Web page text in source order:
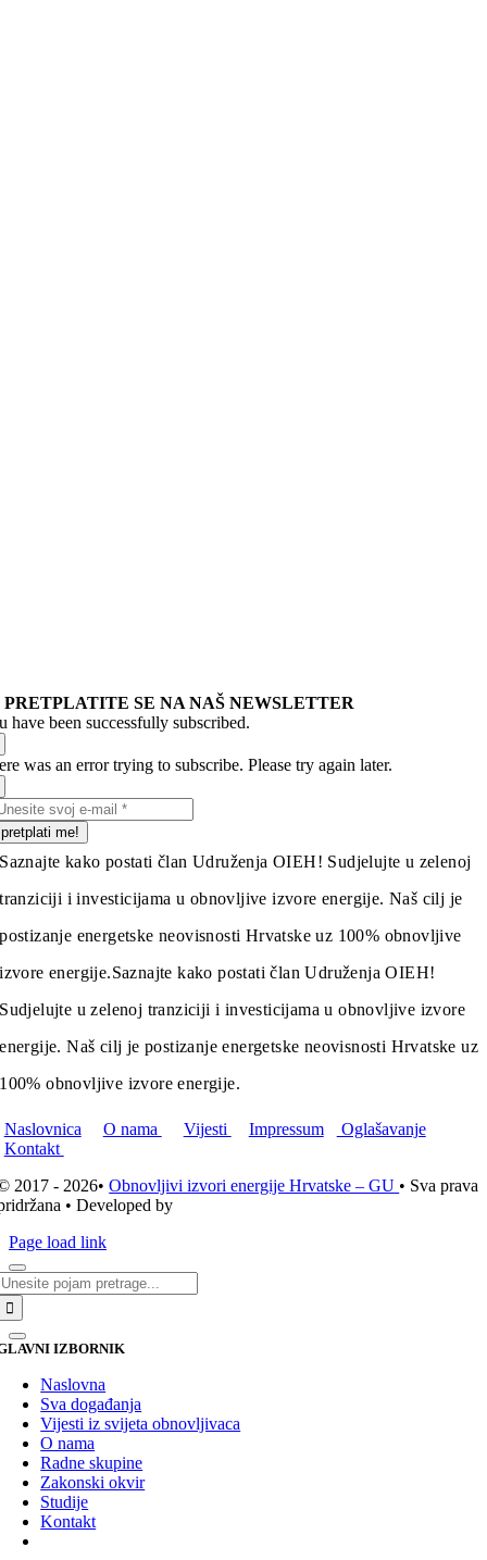
PRETPLATITE SE NA NAŠ NEWSLETTER
have been successfully subscribed.
was an error trying to subscribe. Please try again later.
pretplati me!
Saznajte kako postati član Udruženja OIEH! Sudjelujte u zelenoj
tranziciji i investicijama u obnovljive izvore energije. Naš cilj je
postizanje energetske neovisnosti Hrvatske uz 100% obnovljive
izvore energije.Saznajte kako postati član Udruženja OIEH!
Sudjelujte u zelenoj tranziciji i investicijama u obnovljive izvore
energije. Naš cilj je postizanje energetske neovisnosti Hrvatske uz
100% obnovljive izvore energije.
Naslovnica O nama Vijesti Impressum
Oglašavanje
Kontakt
2017 - 2026•Obnovljivi izvori energije Hrvatske – GU • Sva prava
• Developed by
Page load link
IZBORNIK
Naslovna
Sva događanja
Vijesti iz svijeta obnovljivaca
O nama
Radne skupine
Zakonski okvir
Studije
Kontakt